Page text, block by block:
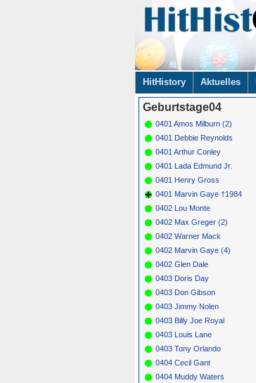
Navigation
überspringen
HitHistory Aktuelles
Geburtstage04
0401 Amos Milburn (2)
0401 Debbie Reynolds
0401 Arthur Conley
0401 Lada Edmund Jr.
0401 Henry Gross
0401 Marvin Gaye †1984
0402 Lou Monte
0402 Max Greger (2)
0402 Warner Mack
0402 Marvin Gaye (4)
0402 Glen Dale
0403 Doris Day
0403 Don Gibson
0403 Jimmy Nolen
0403 Billy Joe Royal
0403 Louis Lane
0403 Tony Orlando
0404 Cecil Gant
0404 Muddy Waters